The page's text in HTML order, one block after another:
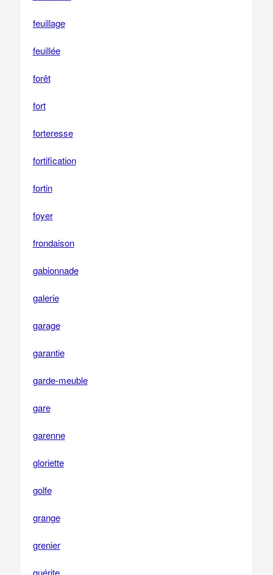
feuillage
feuillée
forêt
fort
forteresse
fortification
fortin
foyer
frondaison
gabionnade
galerie
garage
garantie
garde-meuble
gare
garenne
gloriette
golfe
grange
grenier
guérite